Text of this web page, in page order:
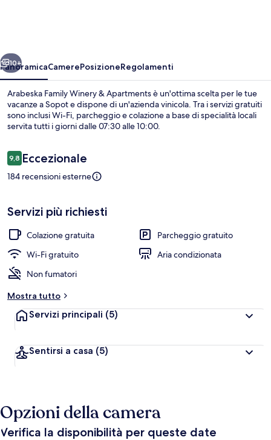
Avanti
10+
PanoramicaCamerePosizioneRegolamenti
Arabeska Family Winery & Apartments è un'ottima scelta per le tue
vacanze a Sopot e dispone di un'azienda vinicola. Tra i servizi gratuiti
sono inclusi Wi-Fi, parcheggio e colazione a base di specialità locali
servita tutti i giorni dalle 07:30 alle 10:00.
Recensioni
9,89,8 su 10
Eccezionale
184 recensioni esterne
Servizi più richiesti
Colazione gratuita
Parcheggio gratuito
Wi-Fi gratuito
Aria condizionata
Non fumatori
Mostra tutto
Servizi principali (5)
Sentirsi a casa (5)
Opzioni della camera
Verifica la disponibilità per queste date